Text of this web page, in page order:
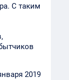
С таким
2019